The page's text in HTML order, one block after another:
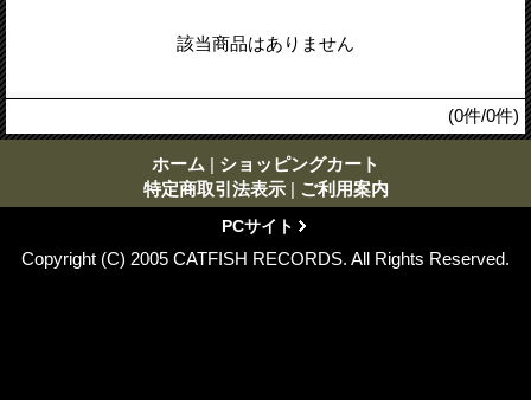
該当商品はありません
(0件/0件)
ホーム | ショッピングカート
特定商取引法表示 | ご利用案内
PCサイト
Copyright (C) 2005 CATFISH RECORDS. All Rights Reserved.